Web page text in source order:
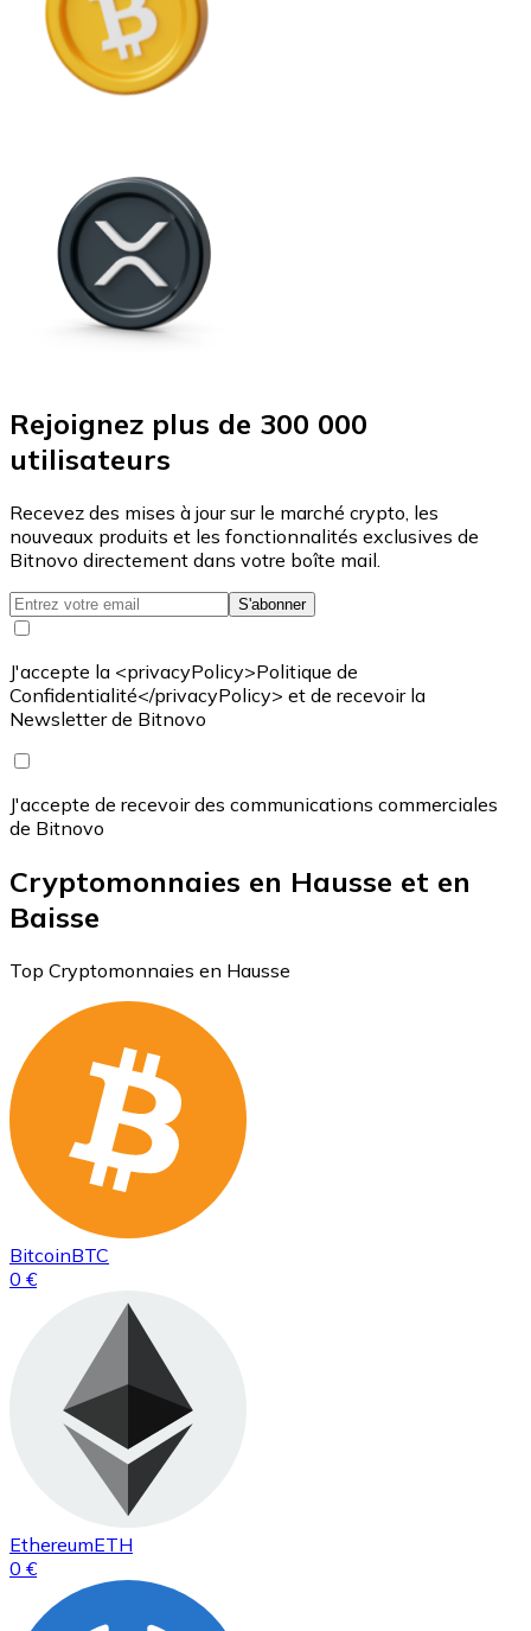
Rejoignez plus de 300 000
utilisateurs
Recevez des mises à jour sur le marché crypto, les
nouveaux produits et les fonctionnalités exclusives de
Bitnovo directement dans votre boîte mail.
S'abonner
J'accepte la <privacyPolicy>Politique de
Confidentialité</privacyPolicy> et de recevoir la
Newsletter de Bitnovo
J'accepte de recevoir des communications commerciales
de Bitnovo
Cryptomonnaies en Hausse et en
Baisse
Top Cryptomonnaies en Hausse
BitcoinBTC
0 €
EthereumETH
0 €